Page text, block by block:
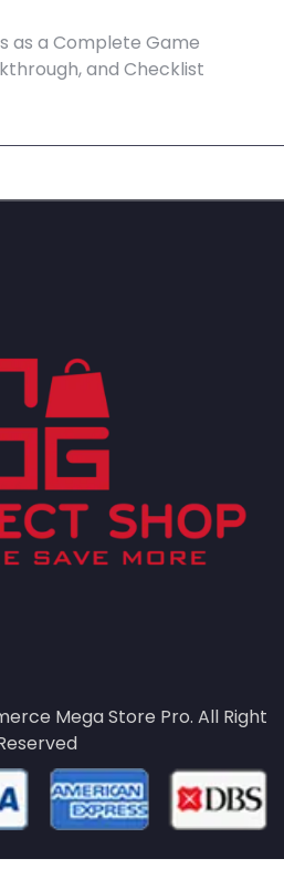
as a Complete Game
and Checklist
Mega Store Pro. All Right